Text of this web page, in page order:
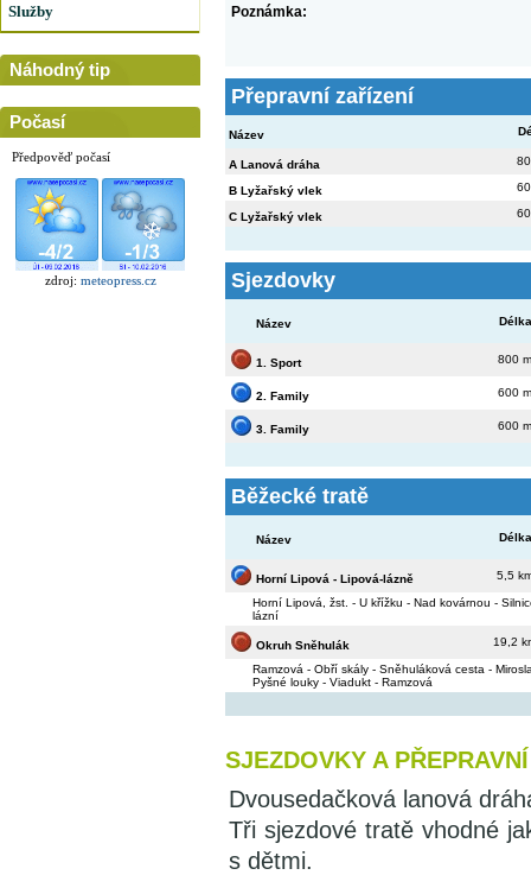
Služby
Náhodný tip
Počasí
Předpověď počasí
zdroj: meteopress.cz
Poznámka:
Přepravní zařízení
Název
A Lanová dráha
B Lyžařský vlek
C Lyžařský vlek
Sjezdovky
Název Délka
1. Sport 800
2. Family 600
3. Family 600
Běžecké tratě
Název Délka
Horní Lipová - Lipová-lázně 5,5
Horní Lipová, žst. - U křížku - Nad kovárnou -
lázní
Okruh Sněhulák 19,2
Ramzová - Obří skály - Sněhuláková cesta -
Pyšné louky - Viadukt - Ramzová
SJEZDOVKY A
Dvousedačková lanová
Tři sjezdové tratě vhodné
s dětmi.